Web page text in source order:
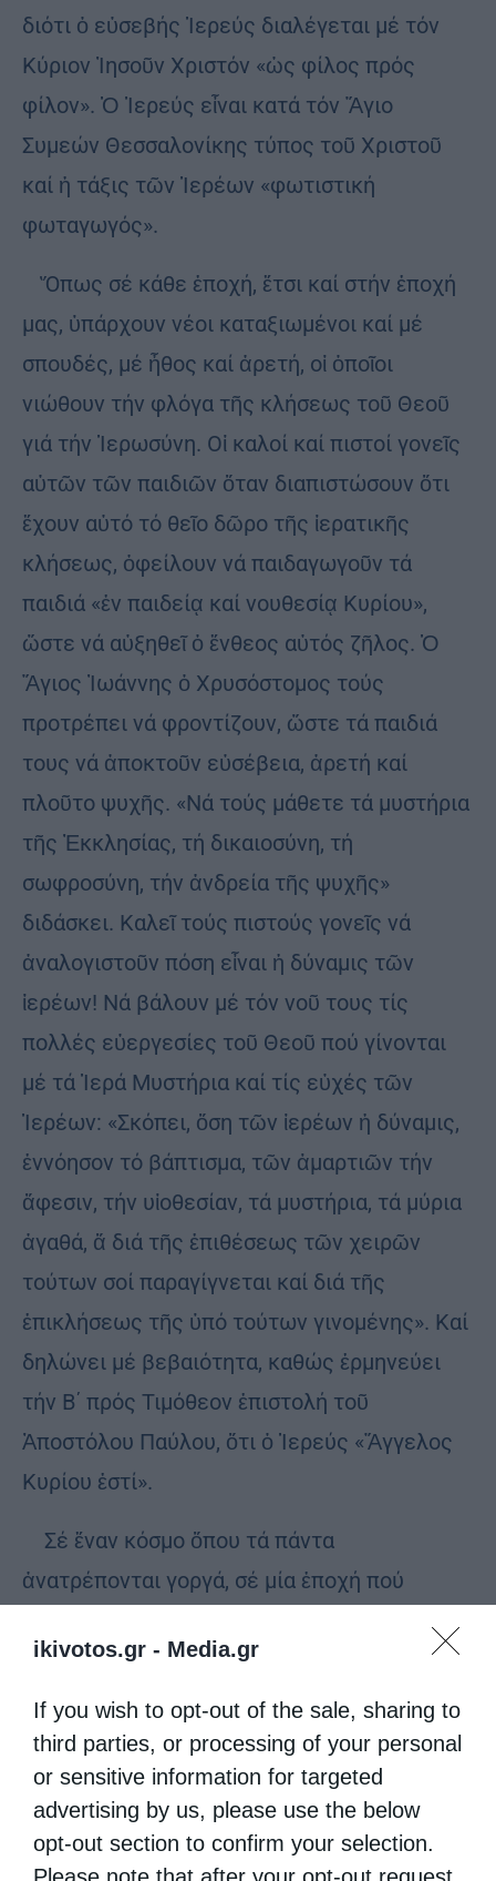
ikivotos.gr - Media.gr
If you wish to opt-out of the sale, sharing to
third parties, or processing of your personal
or sensitive information for targeted
advertising by us, please use the below
opt-out section to confirm your selection.
διότι ὁ εὐσεβής Ἱερεύς διαλέγεται μέ τόν
Κύριον Ἰησοῦν Χριστόν «ὡς φίλος πρός
φίλον». Ὁ Ἱερεύς εἶναι κατά τόν Ἅγιο
Συμεών Θεσσαλονίκης τύπος τοῦ Χριστοῦ
καί ἡ τάξις τῶν Ἱερέων «φωτιστική
φωταγωγός».
Ὅπως σέ κάθε ἐποχή, ἔτσι καί στήν ἐποχή
μας, ὑπάρχουν νέοι καταξιωμένοι καί μέ
σπουδές, μέ ἦθος καί ἀρετή, οἱ ὁποῖοι
νιώθουν τήν φλόγα τῆς κλήσεως τοῦ Θεοῦ
γιά τήν Ἱερωσύνη. Οἱ καλοί καί πιστοί γονεῖς
αὐτῶν τῶν παιδιῶν ὅταν διαπιστώσουν ὅτι
ἔχουν αὐτό τό θεῖο δῶρο τῆς ἱερατικῆς
κλήσεως, ὀφείλουν νά παιδαγωγοῦν τά
παιδιά «ἐν παιδείᾳ καί νουθεσίᾳ Κυρίου»,
ὥστε νά αὐξηθεῖ ὁ ἔνθεος αὐτός ζῆλος. Ὁ
Ἅγιος Ἰωάννης ὁ Χρυσόστομος τούς
προτρέπει νά φροντίζουν, ὥστε τά παιδιά
τους νά ἀποκτοῦν εὐσέβεια, ἀρετή καί
πλοῦτο ψυχῆς. «Νά τούς μάθετε τά μυστήρια
τῆς Ἐκκλησίας, τή δικαιοσύνη, τή
σωφροσύνη, τήν ἀνδρεία τῆς ψυχῆς»
διδάσκει. Καλεῖ τούς πιστούς γονεῖς νά
ἀναλογιστοῦν πόση εἶναι ἡ δύναμις τῶν
ἱερέων! Νά βάλουν μέ τόν νοῦ τους τίς
πολλές εὐεργεσίες τοῦ Θεοῦ πού γίνονται
μέ τά Ἱερά Μυστήρια καί τίς εὐχές τῶν
Ἱερέων: «Σκόπει, ὅση τῶν ἱερέων ἡ δύναμις,
ἐννόησον τό βάπτισμα, τῶν ἁμαρτιῶν τήν
ἄφεσιν, τήν υἱοθεσίαν, τά μυστήρια, τά μύρια
ἀγαθά, ἅ διά τῆς ἐπιθέσεως τῶν χειρῶν
τούτων σοί παραγίγνεται καί διά τῆς
ἐπικλήσεως τῆς ὑπό τούτων γινομένης». Καί
δηλώνει μέ βεβαιότητα, καθώς ἑρμηνεύει
τήν Β΄ πρός Τιμόθεον ἐπιστολή τοῦ
Ἀποστόλου Παύλου, ὅτι ὁ Ἱερεύς «Ἄγγελος
Κυρίου ἐστί».
Σέ ἕναν κόσμο ὅπου τά πάντα
ἀνατρέπονται γοργά, σέ μία ἐποχή πού
Κύριος Ἰησοῦς Χριστός, «χθές καί σήμερον ὁ
αὐτός καί εἰς τούς αἰῶνας», δέν παύει νά
καλεῖ ὅλον τόν κόσμο κοντά του καί δέν
σταματᾶ νά ἀναζητεῖ τούς λίγους ἐκείνους
ἀνθρώπους, οἱ ὁποῖοι θά θελήσουν νά
σηκώσουν τό βάρος τῆς Ἱερωσύνης.